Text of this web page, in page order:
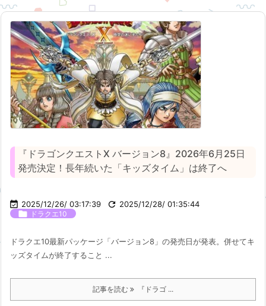
『ドラゴンクエストX バージョン8』2026年6月25日
発売決定！長年続いた「キッズタイム」は終了へ
 2025/12/26/ 03:17:39  2025/12/28/ 01:35:44
 ドラクエ10
ドラクエ10最新パッケージ「バージョン8」の発売日が発表。併せてキ
ッズタイムが終了すること ...
記事を読む 『ドラゴ ...